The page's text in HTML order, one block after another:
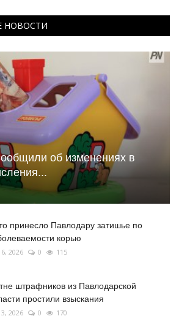
НОВОСТИ
об изменениях в
принесло Павлодару затишье по
корью
2026 0 115
штрафников из Павлодарской
простили взыскания
2026 0 170